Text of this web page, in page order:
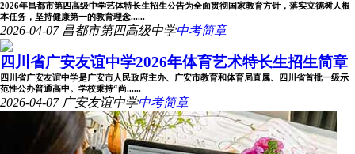
2026年昌都市第四高级中学艺体特长生招生公告为全面贯彻国家教育方针，落实立德树人根
本任务，坚持健康第一的教育理念......
2026-04-07 昌都市第四高级中学中考简章
四川省广安友谊中学2026年体育艺术特长生招生简章
四川省广安友谊中学是广安市人民政府主办、广安市教育和体育局直属、四川省首批一级示
范性公办普通高中。学校秉持“尚......
2026-04-07 广安友谊中学中考简章